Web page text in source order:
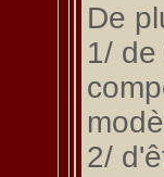
De
1/
2/